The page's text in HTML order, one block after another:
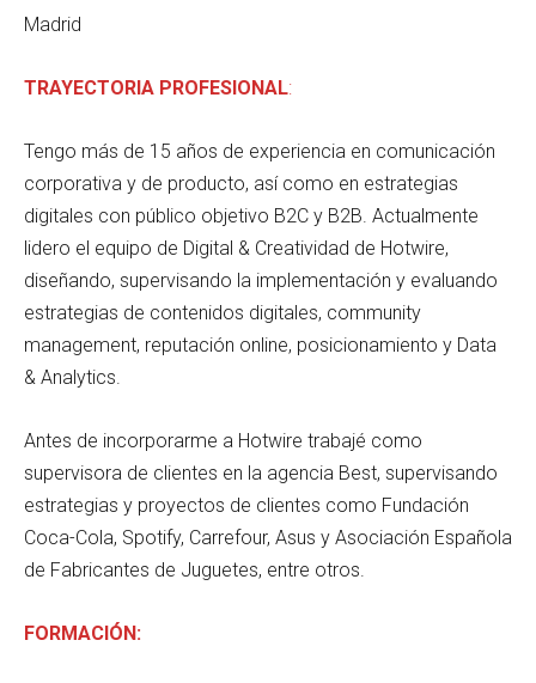
Madrid
TRAYECTORIA PROFESIONAL:
Tengo más de 15 años de experiencia en comunicación
corporativa y de producto, así como en estrategias
digitales con público objetivo B2C y B2B. Actualmente
lidero el equipo de Digital & Creatividad de Hotwire,
diseñando, supervisando la implementación y evaluando
estrategias de contenidos digitales, community
management, reputación online, posicionamiento y Data
& Analytics.
Antes de incorporarme a Hotwire trabajé como
supervisora de clientes en la agencia Best, supervisando
estrategias y proyectos de clientes como Fundación
Coca-Cola, Spotify, Carrefour, Asus y Asociación Española
de Fabricantes de Juguetes, entre otros.
FORMACIÓN: